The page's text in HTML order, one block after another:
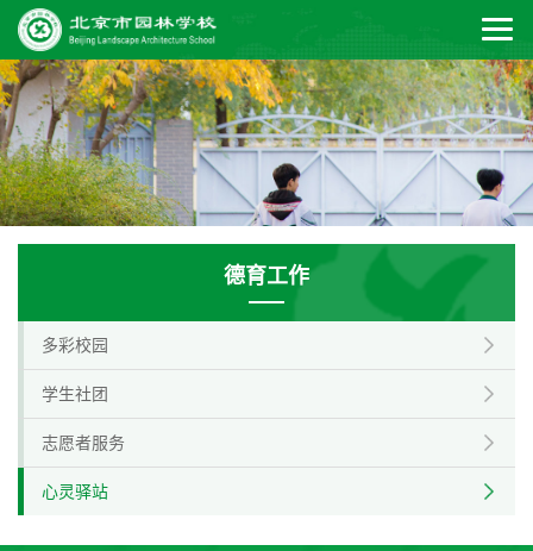
德育工作
多彩校园
学生社团
志愿者服务
心灵驿站